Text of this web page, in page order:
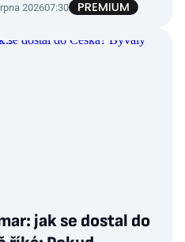
202607:30
jak se dostal do